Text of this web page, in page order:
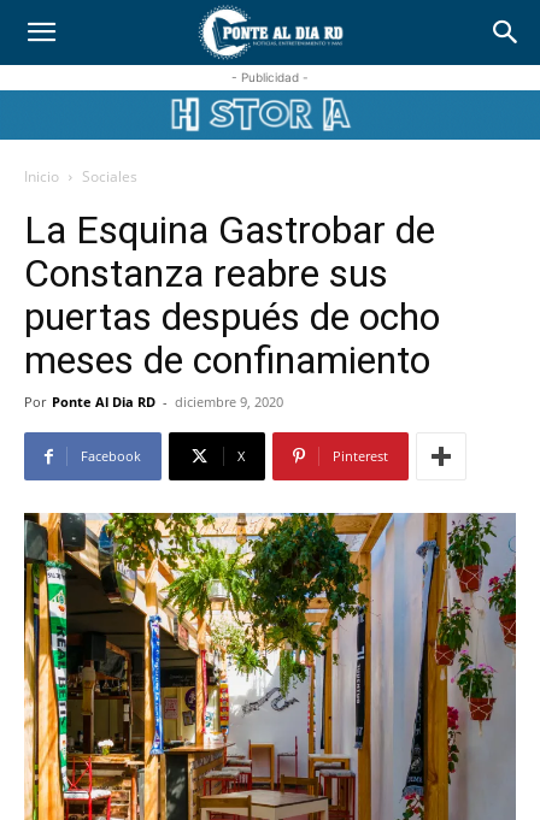
- Publicidad -
Inicio Sociales
La Esquina Gastrobar de
Constanza reabre sus
puertas después de ocho
meses de confinamiento
Por Ponte Al Dia RD - diciembre 9, 2020
Facebook X Pinterest